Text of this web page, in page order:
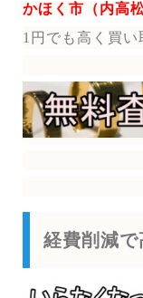
かほく市（内高
1円でも高く買い
経費削減